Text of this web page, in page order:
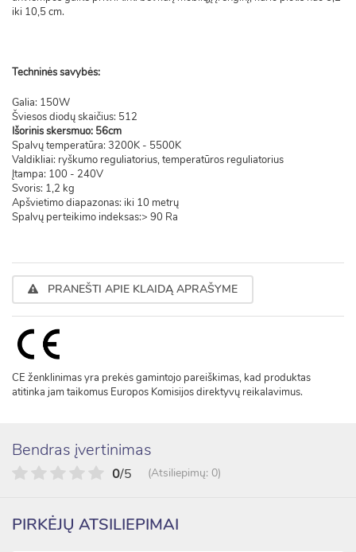
iki 10,5 cm.
Techninės savybės:
Galia: 150W
Šviesos diodų skaičius: 512
Išorinis skersmuo: 56cm
Spalvų temperatūra: 3200K - 5500K
Valdikliai: ryškumo reguliatorius, temperatūros reguliatorius
Įtampa: 100 - 240V
Svoris: 1,2 kg
Apšvietimo diapazonas: iki 10 metrų
Spalvų perteikimo indeksas:> 90 Ra
PRANEŠTI APIE KLAIDĄ APRAŠYME
CE ženklinimas yra prekės gamintojo pareiškimas, kad produktas
atitinka jam taikomus Europos Komisijos direktyvų reikalavimus.
Bendras įvertinimas
0/5 (Atsiliepimų: 0)
PIRKĖJŲ ATSILIEPIMAI